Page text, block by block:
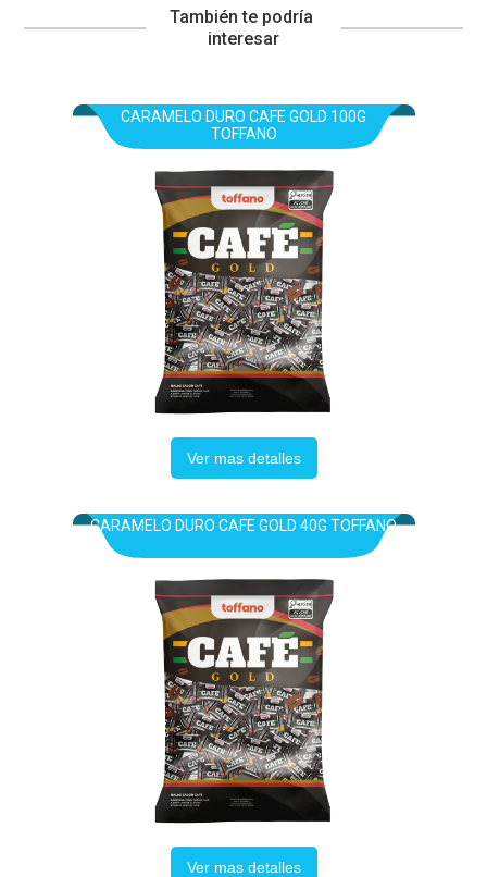
También te podría
interesar
CARAMELO DURO CAFE GOLD 100G
TOFFANO
Ver mas detalles
CARAMELO DURO CAFE GOLD 40G TOFFANO
Ver mas detalles